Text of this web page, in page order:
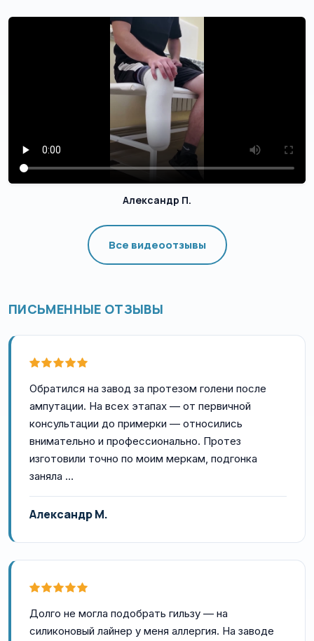
Александр П.
Все видеоотзывы
ПИСЬМЕННЫЕ ОТЗЫВЫ
Обратился на завод за протезом голени после
ампутации. На всех этапах — от первичной
консультации до примерки — относились
внимательно и профессионально. Протез
изготовили точно по моим меркам, подгонка
заняла …
Александр М.
Долго не могла подобрать гильзу — на
силиконовый лайнер у меня аллергия. На заводе